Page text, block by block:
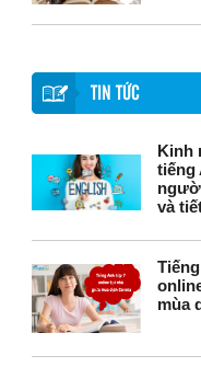
TIN TỨC
Kinh
tiếng
và
mùa